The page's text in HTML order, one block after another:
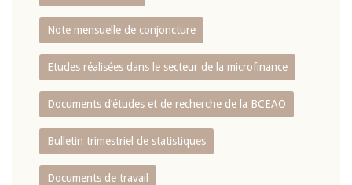
Note mensuelle de conjoncture
Etudes réalisées dans le secteur de la microfinance
Documents d’études et de recherche de la BCEAO
Bulletin trimestriel de statistiques
Documents de travail